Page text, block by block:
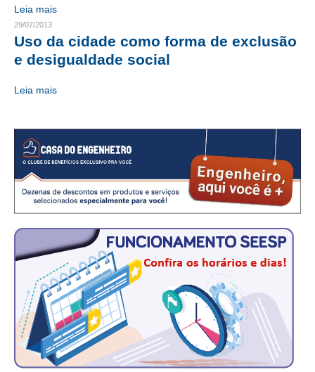
CONTRIBUIÇÃO ASSOCIATIVA OU ANUIDADE DE SÓCIO
CONTRIBUIÇÃO SINDICAL URBANA
FGTS CORREÇÃO
LEGISLAÇÃO
LEI 4.950-A/1966 – PISO SALARIAL
LEI 6.496/1977 – ART
RES 1.002/2002 – CÓDIGO DE ÉTICA
HOMOLOGAÇÕES
PISO SALARIAL
FIQUE POR DENTRO
Leia mais
29/07/2013
Uso da cidade como forma de exclusão
e desigualdade social
Leia mais